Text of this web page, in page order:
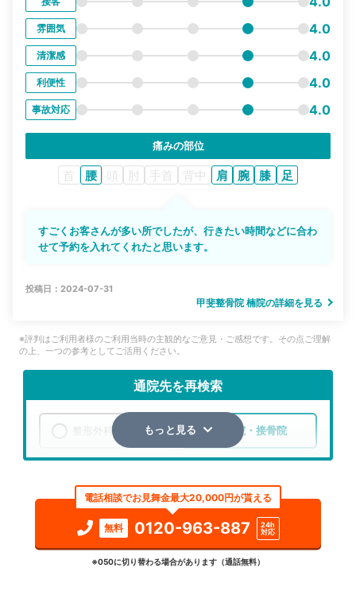
雰囲気 4.0
清潔感 4.0
利便性 4.0
事故対応 4.0
痛みの部位
首 腰 頭 肘 手首 背中 肩 腕 膝 足
すごくお客さんが多い所でしたが、行きたい時間などに合わ
せて予約を入れてくれたと思います。
投稿日：2024-07-31
甲斐整骨院 楠院の詳細を見る
※評判はご利用者様のご利用当時の主観的なご意見・ご感想です。その点ご理解
の上、一つの参考としてご活用ください。
通院先を再検索
整形外科 整骨院・接骨院
検索する
詳細条件で絞り込む
もっと見る
電話相談でお見舞金最大20,000円が貰える
無料 0120-963-887
24h
対応
※050に切り替わる場合があります（通話無料）